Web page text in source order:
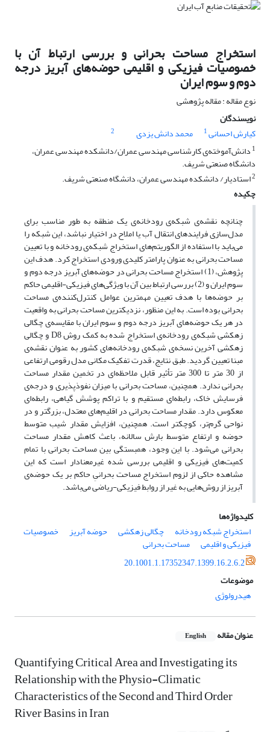
استخراج مساحت بحرانی و بررسی ارتباط آن با
خصوصیات فیزیکی و اقلیمی حوضه‌های آبریز درجه‌
دوم و سوم ایران
نوع مقاله : مقاله پژوهشی
نویسندگان
کیارش احسانی1 محمد دانش یزدی
2
1 دانش‌آموخته‌ی کارشناسی مهندسی عمران/دانشکده مهندسی عمران،
دانشگاه صنعتی شریف.
2استادیار/ دانشکده مهندسی عمران، دانشگاه صنعتی شریف.
چکیده
چنانچه نقشه‌ی شبکه‌ی رودخانه‌ی یک منطقه به طور مناسب برای
مدل‌سازی فرایندهای انتقال آب یا املاح در اختیار نباشد، این شبکه‌ را
می‌باید با استفاده از الگوریتم‌های استخراج شبکه‌ی رودخانه و با تعیین
مساحت بحرانی به عنوان پارامتر کلیدی ورودی استخراج کرد. هدف این
پژوهش، (1) استخراج مساحت بحرانی در حوضه‌ها‌ی آبریز درجه دوم و
سوم ایران و (2) بررسی ارتباط بین آن با ویژگی‌های فیزیکی-اقلیمی حاکم
بر حوضه‌ها‌ با هدف تعیین مهمترین عوامل کنترل‌کننده‌ی مساحت
بحرانی بوده است. به این منظور، نزدیکترین مساحت بحرانی به واقعیت
در هر یک حوضه‌ها‌ی آبریز درجه دوم و سوم ایران با مقایسه‌ی چگالی
زهکشی شبکه‌ی رودخانه‌ی استخراج شده به کمک روش D8 و چگالی
زهکشی آخرین نسخه‌ی شبکه‌ی رودخانه‌های کشور به عنوان نقشه‌ی
مبنا‌ تعیین گردید. طبق نتایج، قدرت تفکیک مکانی مدل رقومی ارتفاعی
از 30 متر تا 300 متر تأثیر قابل ملاحظه‌ای در تخمین مقدار مساحت
بحرانی ندارد. همچنین، مساحت بحرانی با میزان نفوذ‌پذیری و درجه‌ی
فرسایش خاک، رابطه‌ای مستقیم و با تراکم پوشش گیاهی، رابطه‌ای
معکوس دارد. مقدار مساحت بحرانی در اقلیم‌های معتدل،‌ بزرگتر و در
نواحی گرم‌تر، کوچکتر است. همچنین، افزایش مقدار شیب متوسط
حوضه و ارتفاع متوسط بارش سالانه، باعث کاهش مقدار مساحت
بحرانی می‌شود. با این وجود، همبستگی بین مساحت بحرانی با تمام
کمیت‌های فیزیکی و اقلیمی بررسی شده غیرمعنادار است که این
مشاهده حاکی از لزوم استخراج مساحت بحرانیِ حاکم بر یک حوضه‌ی
آبریز از روش‌هایی به غیر از روابط فیزیکی-ریاضی می‌باشد.
کلیدواژه‌ها
استخراج شبکه‌ رودخانه
چگالی زهکشی حوضه آبریز خصوصیات
فیزیکی و اقلیمی
مساحت بحرانی
20.1001.1.17352347.1399.16.2.6.2
موضوعات
هیدرولوژی
عنوان مقاله English
Quantifying Critical Area and Investigating its
Relationship with the Physio-Climatic
Characteristics of the Second and Third Order
River Basins in Iran